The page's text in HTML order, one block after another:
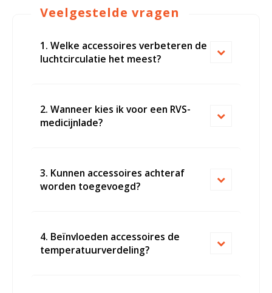
Veelgestelde vragen
1. Welke accessoires verbeteren de
luchtcirculatie het meest?
2. Wanneer kies ik voor een RVS-
medicijnlade?
3. Kunnen accessoires achteraf
worden toegevoegd?
4. Beïnvloeden accessoires de
temperatuurverdeling?